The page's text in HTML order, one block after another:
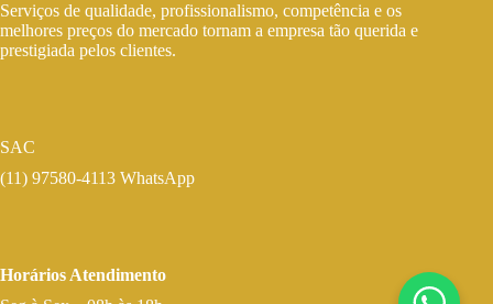
Serviços de qualidade, profissionalismo, competência e os
melhores preços do mercado tornam a empresa tão querida e
prestigiada pelos clientes.
SAC
(11) 97580-4113 WhatsApp
Horários Atendimento